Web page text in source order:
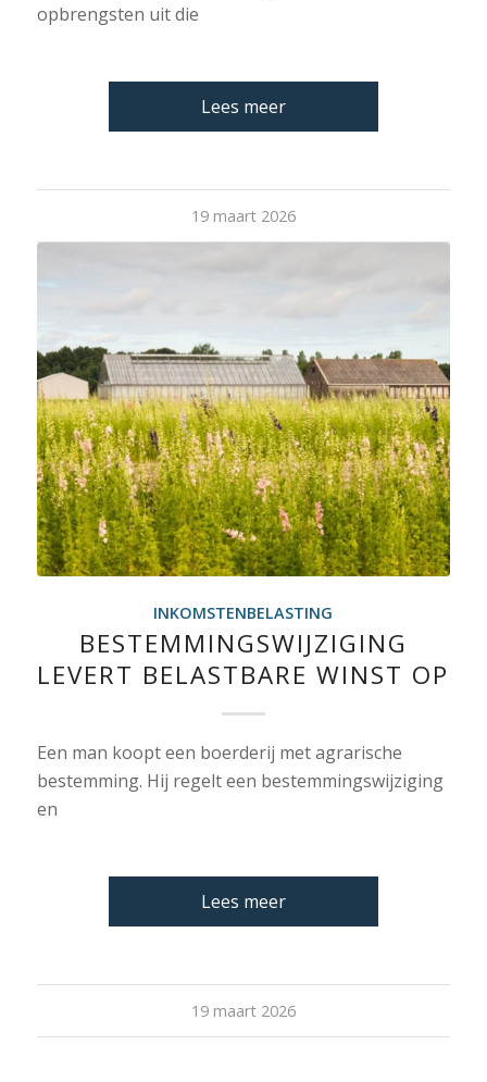
opbrengsten uit die
Lees meer
19 maart 2026
INKOMSTENBELASTING
BESTEMMINGSWIJZIGING
LEVERT BELASTBARE WINST OP
Een man koopt een boerderij met agrarische
bestemming. Hij regelt een bestemmingswijziging
en
Lees meer
19 maart 2026